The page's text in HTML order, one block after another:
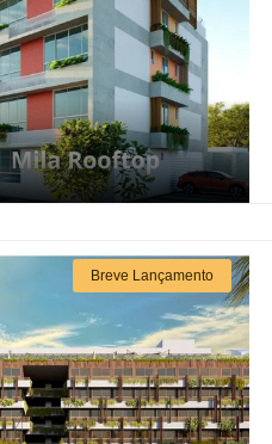
Breve Lançamento